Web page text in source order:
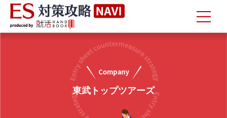
東武トップツアーズ